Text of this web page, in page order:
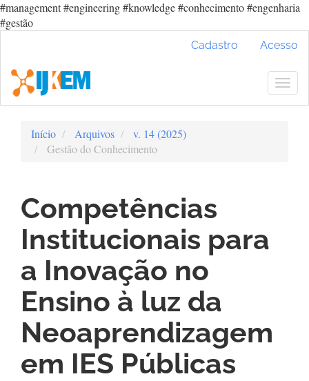
#management #engineering #knowledge #conhecimento #engenharia
#gestão
Conteúdo
principal
Barra
Cadastro Acesso
Início Arquivos
v. 14 (2025)
Gestão do Conhecimento
Competências
Institucionais para
a Inovação no
Ensino à luz da
Neoaprendizagem
em IES Públicas